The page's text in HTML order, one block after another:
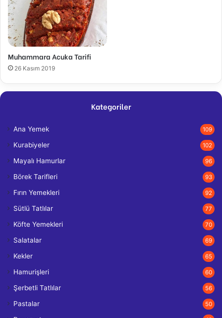
Muhammara Acuka Tarifi
26 Kasım 2019
Kategoriler
Ana Yemek 109
Kurabiyeler 102
Mayalı Hamurlar 96
Börek Tarifleri 93
Fırın Yemekleri 92
Sütlü Tatlılar 77
Köfte Yemekleri 70
Salatalar 69
Kekler 65
Hamurişleri 60
Şerbetli Tatlılar 56
Pastalar 50